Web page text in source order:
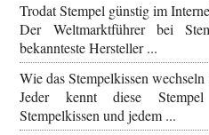
Trodat Stempel günstig im
Der Weltmarktführer bei
bekannteste Hersteller ...
Wie das Stempelkissen wechseln
Jeder kennt diese
Stempelkissen und jedem ...